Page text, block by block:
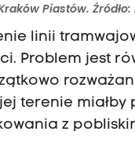
Piastów.
linii
Problem jest
terenie miałby
z